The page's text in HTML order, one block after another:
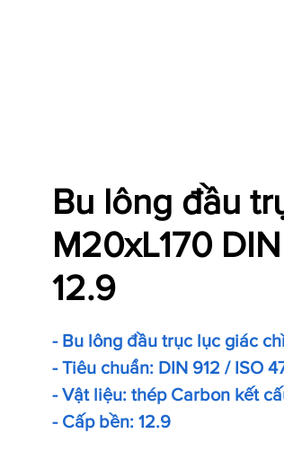
Bu lông đầu
M20xL170
12.9
- Bu lông đầu trục lục giác
- Tiêu chuẩn: DIN 912 / ISO
- Vật liệu: thép Carbon kết
- Cấp bền: 12.9